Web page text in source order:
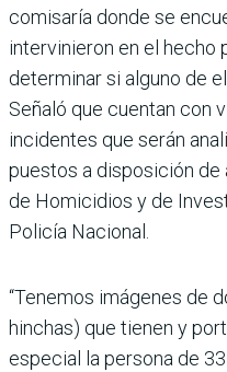
comisaría donde se
intervinieron en el hecho
determinar si alguno de
Señaló que cuentan con
incidentes que serán
puestos a disposición
de Homicidios y de
Policía Nacional.
“Tenemos imágenes de
hinchas) que tienen y
especial la persona de